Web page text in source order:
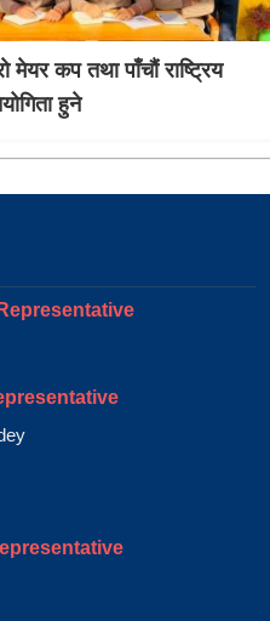
मेयर कप तथा पाँचौं राष्ट्रिय
हुने